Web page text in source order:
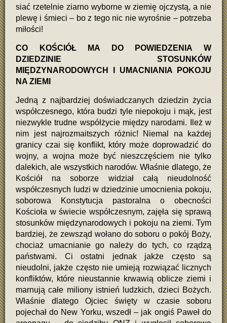
siać rzetelnie ziarno wyborne w ziemię ojczystą, a nie
plewę i śmieci – bo z tego nic nie wyrośnie – potrzeba
miłości!
CO KOŚCIÓŁ MA DO POWIEDZENIA W
DZIEDZINIE STOSUNKÓW
MIĘDZYNARODOWYCH I UMACNIANIA POKOJU
NA ZIEMI
Jedną z najbardziej doświadczanych dziedzin życia
współczesnego, która budzi tyle niepokoju i mąk, jest
niezwykle trudne współżycie między narodami. Ileż w
nim jest najrozmaitszych różnic! Niemal na każdej
granicy czai się konflikt, który może doprowadzić do
wojny, a wojna może być nieszczęściem nie tylko
dalekich, ale wszystkich narodów. Właśnie dlatego, że
Kościół na soborze widział całą nieudolność
współczesnych ludzi w dziedzinie umocnienia pokoju,
soborowa Konstytucja pastoralna o obecności
Kościoła w świecie współczesnym, zajęła się sprawą
stosunków międzynarodowych i pokoju na ziemi. Tym
bardziej, że zewsząd wołano do soboru o pokój Boży,
chociaż umacnianie go należy do tych, co rządzą
państwami. Ci ostatni jednak jakże często są
nieudolni, jakże często nie umieją rozwiązać licznych
konfliktów, które nieustannie krwawią oblicze ziemi i
marnują całe miliony istnień ludzkich, dzieci Bożych.
Właśnie dlatego Ojciec święty w czasie soboru
pojechał do New Yorku, wszedł – jak ongiś Paweł do